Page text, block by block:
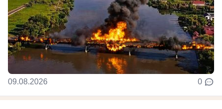
09.08.2026 0